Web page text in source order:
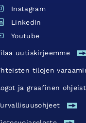
Instagram
LinkedIn
Youtube
uutiskirjeemme
tilojen
ja graafinen